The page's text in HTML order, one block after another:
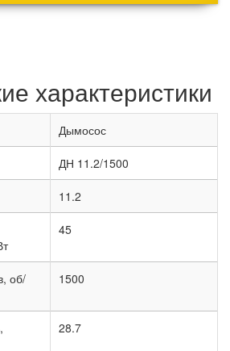
характеристики
Дымосос
ДН 11.2/1500
11.2
45
об/
1500
28.7